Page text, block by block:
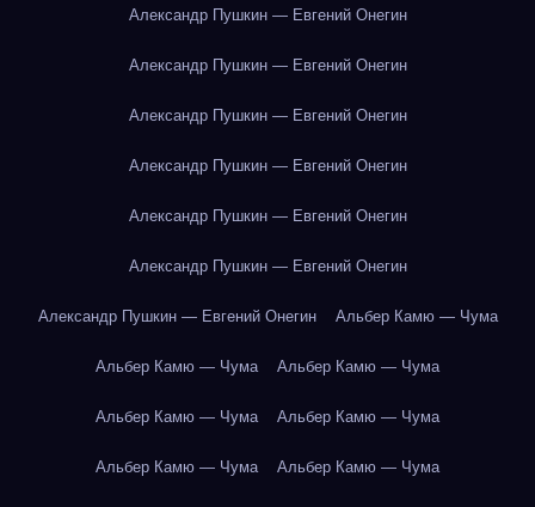
Александр Пушкин — Евгений Онегин
Александр Пушкин — Евгений Онегин
Александр Пушкин — Евгений Онегин
Александр Пушкин — Евгений Онегин
Александр Пушкин — Евгений Онегин
Александр Пушкин — Евгений Онегин
Александр Пушкин — Евгений Онегин Альбер Камю — Чума
Альбер Камю — Чума Альбер Камю — Чума
Альбер Камю — Чума Альбер Камю — Чума
Альбер Камю — Чума Альбер Камю — Чума